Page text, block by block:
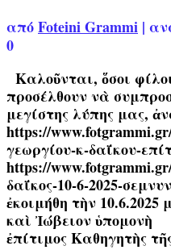
απόFoteini Grammi |
0
Καλοῦνται, ὅσοι
προσέλθουν νὰ
μεγίστης λύπης μας,
https://
γεωργίου-κ-δαΐκου-
https://
δαΐκος-10-6-2025-
ἐκοιμήθη τὴν
καὶ Ἰώβειον
ἐπίτιμος Καθηγητὴς